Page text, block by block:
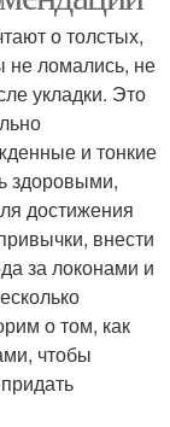
о толстых,
не ломались, не
укладки. Это
и тонкие
здоровыми,
достижения
внести
за локонами и
о том, как
чтобы